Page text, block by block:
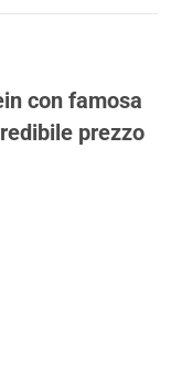
con famosa
prezzo